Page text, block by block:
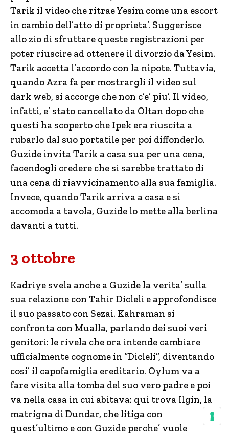
Tarik il video che ritrae Yesim come una escort
in cambio dell’atto di proprieta’. Suggerisce
allo zio di sfruttare queste registrazioni per
poter riuscire ad ottenere il divorzio da Yesim.
Tarik accetta l’accordo con la nipote. Tuttavia,
quando Azra fa per mostrargli il video sul
dark web, si accorge che non c’e’ piu’. Il video,
infatti, e’ stato cancellato da Oltan dopo che
questi ha scoperto che Ipek era riuscita a
rubarlo dal suo portatile per poi diffonderlo.
Guzide invita Tarik a casa sua per una cena,
facendogli credere che si sarebbe trattato di
una cena di riavvicinamento alla sua famiglia.
Invece, quando Tarik arriva a casa e si
accomoda a tavola, Guzide lo mette alla berlina
davanti a tutti.
3 ottobre
Kadriye svela anche a Guzide la verita’ sulla
sua relazione con Tahir Dicleli e approfondisce
il suo passato con Sezai. Kahraman si
confronta con Mualla, parlando dei suoi veri
genitori: le rivela che ora intende cambiare
ufficialmente cognome in “Dicleli”, diventando
cosi’ il capofamiglia ereditario. Oylum va a
fare visita alla tomba del suo vero padre e poi
va nella casa in cui abitava: qui trova Ilgin, la
matrigna di Dundar, che litiga con
quest’ultimo e con Guzide perche’ vuole